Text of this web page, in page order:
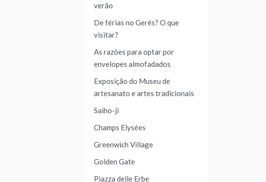
verão
De férias no Gerês? O que
visitar?
As razões para optar por
envelopes almofadados
Exposição do Museu de
artesanato e artes tradicionais
Saiho-ji
Champs Elysées
Greenwich Village
Golden Gate
Piazza delle Erbe